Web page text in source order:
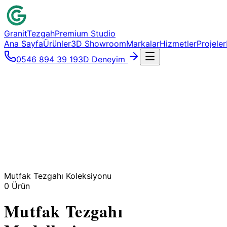
GranitTezgahPremium Studio
Ana SayfaÜrünler3D ShowroomMarkalarHizmetlerProjeler
0546 894 39 193D Deneyim
Mutfak Tezgahı Koleksiyonu
0 Ürün
Mutfak Tezgahı